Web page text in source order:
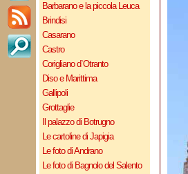
Barbarano e la piccola Leuca
Brindisi
Casarano
Castro
Corigliano d`Otranto
Diso e Marittima
Gallipoli
Grottaglie
Il palazzo di Botrugno
Le cartoline di Japigia
Le foto di Andrano
Le foto di Bagnolo del Salento